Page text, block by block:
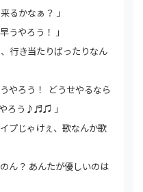
るかなぁ？ 」
うやろう！ 」
行き当たりばったりなん
やろう！ どうせやるなら
ろう♪♬♫ 」
プじゃけぇ、歌なんか歌
ん？ あんたが優しいのは